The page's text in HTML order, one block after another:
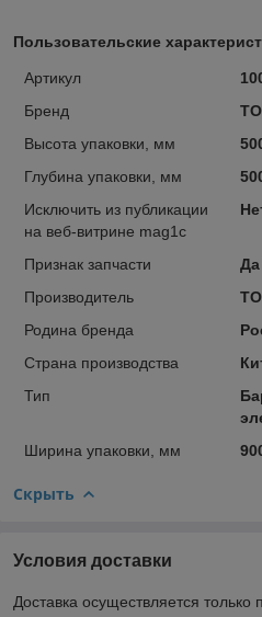
Пользовательские
Артикул
Бренд
Высота упаковки, мм
Глубина упаковки, мм
Исключить из публикации
на веб-витрине mag1c
Признак запчасти
Да
Производитель
Родина бренда
Страна производства
Тип
Ширина упаковки, мм
Скрыть
Условия доставки
Доставка осуществляется только